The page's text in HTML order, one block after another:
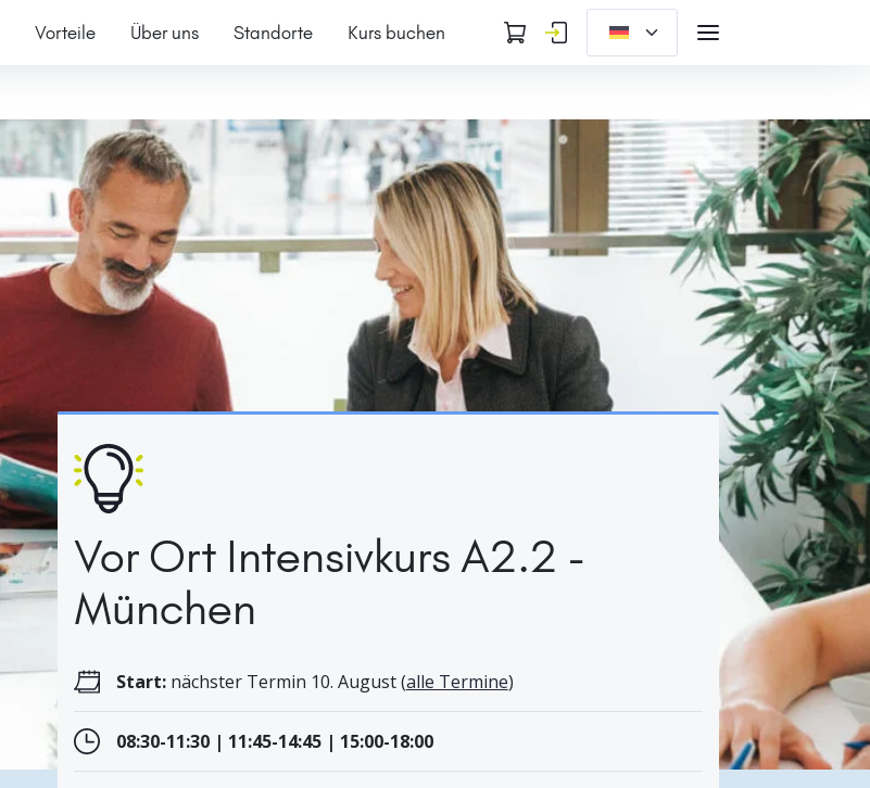
Vorteile Über uns Standorte Kurs buchen
Vor Ort Intensivkurs A2.2 -
München
Start:nächster Termin 10. August (alle Termine)
08:30-11:30 | 11:45-14:45 | 15:00-18:00